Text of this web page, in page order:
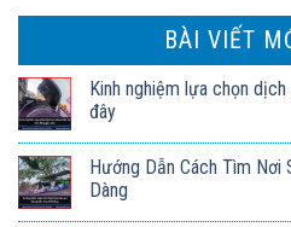
BÀI VIẾT
Kinh nghiệm lựa chọn
đây
Hướng Dẫn Cách Tìm Nơi
Dàng